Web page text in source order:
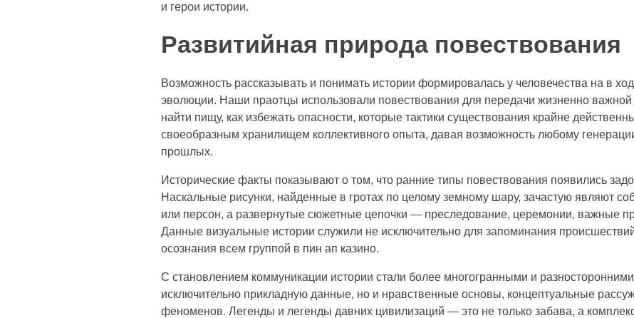
и герои истории.
Развитийная природа повествования
Возможность рассказывать и понимать истории формировалась у человечества на в
эволюции. Наши праотцы использовали повествования для передачи жизненно важной
найти пищу, как избежать опасности, которые тактики существования крайне
своеобразным хранилищем коллективного опыта, давая возможность любому
прошлых.
Исторические факты показывают о том, что ранние типы повествования появились
Наскальные рисунки, найденные в гротах по целому земному шару, зачастую являют
или персон, а развернутые сюжетные цепочки — преследование, церемонии, важные
Данные визуальные истории служили не исключительно для запоминания
осознания всем группой в пин ап казино.
С становлением коммуникации истории стали более многогранными и
исключительно прикладную данные, но и нравственные основы, концептуальные
феноменов. Легенды и легенды давних цивилизаций — это не только забава, а